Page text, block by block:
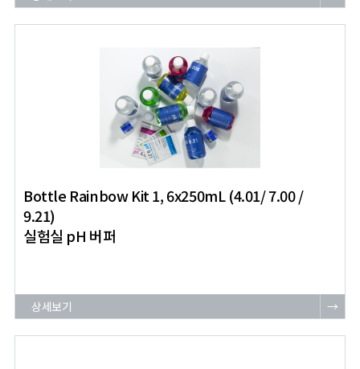
Bottle Rainbow Kit 1, 6x250mL (4.01/ 7.00 /
9.21)
실험실 pH 버퍼
상세보기 →